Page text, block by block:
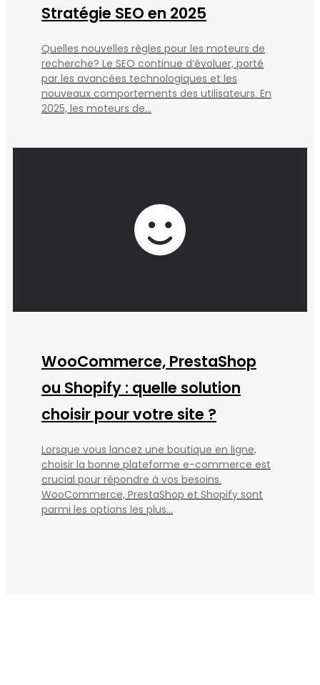
Stratégie SEO en 2025
Quelles nouvelles règles pour les moteurs de
recherche? Le SEO continue d’évoluer, porté
par les avancées technologiques et les
nouveaux comportements des utilisateurs. En
2025, les moteurs de...
WooCommerce, PrestaShop
ou Shopify : quelle solution
choisir pour votre site ?
Lorsque vous lancez une boutique en ligne,
choisir la bonne plateforme e-commerce est
crucial pour répondre à vos besoins.
WooCommerce, PrestaShop et Shopify sont
parmi les options les plus...